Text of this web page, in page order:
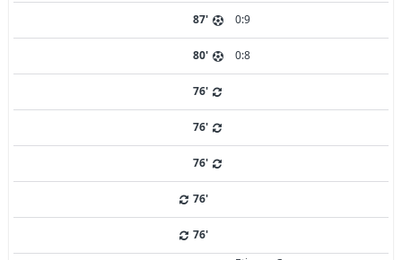
87'
0:9
80' 0:8
76'
76'
76'
76'
76'